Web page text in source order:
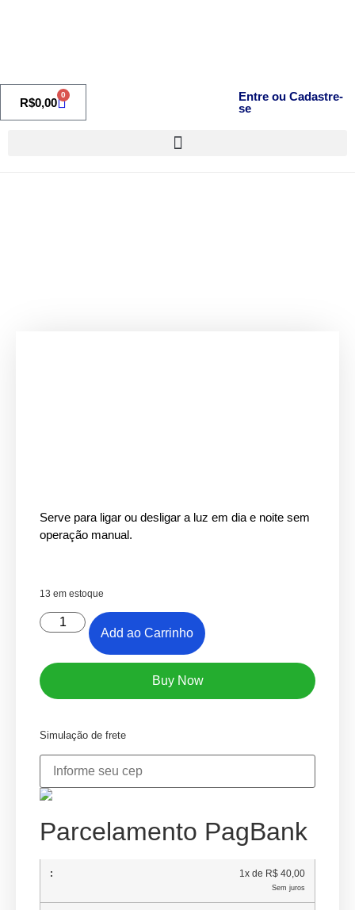
R$0,00
0
Entre ou Cadastre-
se
Serve para ligar ou desligar a luz em dia e noite sem
operação manual.
13 em estoque
Add ao Carrinho
Buy Now
Simulação de frete
Parcelamento PagBank
1x de R$ 40,00
Sem juros